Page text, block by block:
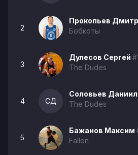
2
Прокопьев
Бобкоты
3
Дулесов Сергей
The Dudes
4 СД
Соловьев Даниил
The Dudes
5
Бажанов Максим
Fallen